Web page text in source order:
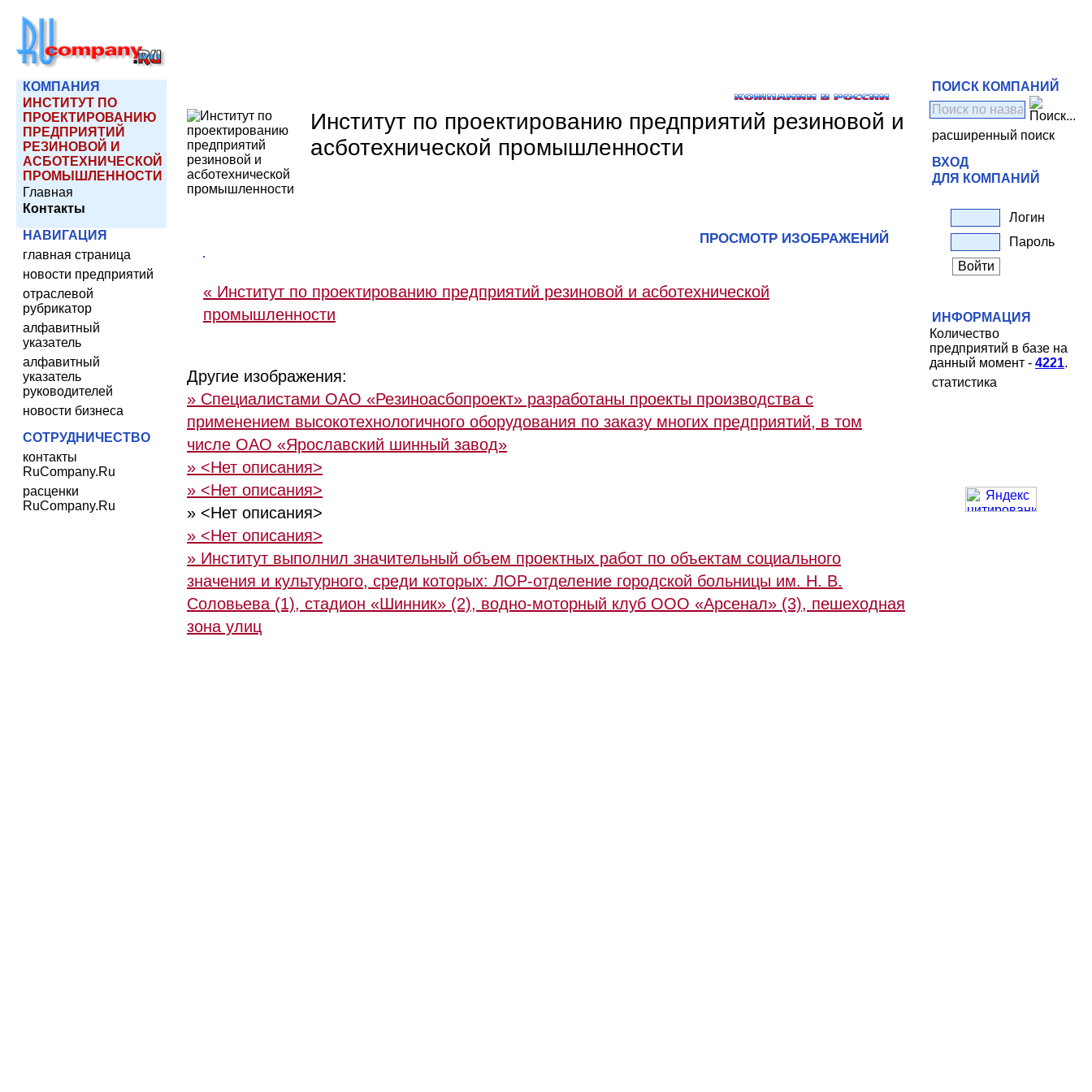
КОМПАНИЯ
ИНСТИТУТ ПО
ПРОЕКТИРОВАНИЮ
ПРЕДПРИЯТИЙ
РЕЗИНОВОЙ И
АСБОТЕХНИЧЕСКОЙ
ПРОМЫШЛЕННОСТИ
Главная
Контакты
НАВИГАЦИЯ
главная страница
новости предприятий
отраслевой
рубрикатор
алфавитный
указатель
алфавитный
указатель
руководителей
новости бизнеса
СОТРУДНИЧЕСТВО
контакты
RuCompany.Ru
расценки
RuCompany.Ru
Институт по проектированию предприятий резиновой и
асботехнической промышленности
ПРОСМОТР ИЗОБРАЖЕНИЙ
« Институт по проектированию предприятий резиновой и асботехнической
промышленности
Другие изображения:
» Специалистами ОАО «Резиноасбопроект» разработаны проекты производства с
применением высокотехнологичного оборудования по заказу многих предприятий, в том
числе ОАО «Ярославский шинный завод»
» <Нет описания>
» <Нет описания>
» <Нет описания>
» <Нет описания>
» Институт выполнил значительный объем проектных работ по объектам социального
значения и культурного, среди которых: ЛОР-отделение городской больницы им. Н. В.
Соловьева (1), стадион «Шинник» (2), водно-моторный клуб ООО «Арсенал» (3), пешеходная
зона улиц
ПОИСК КОМПАНИЙ
расширенный поиск
ВХОД
ДЛЯ КОМПАНИЙ
Логин
Пароль
ИНФОРМАЦИЯ
Количество
предприятий в базе на
данный момент - 4221.
статистика